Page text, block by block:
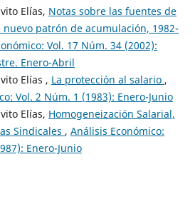
Elías, Notas sobre las fuentes de
patrón de acumulación, 1982-
Vol. 17 Núm. 34 (2002):
Enero-Abril
Elías , La protección al salario ,
Vol. 2 Núm. 1 (1983): Enero-Junio
Elías, Homogeneización Salarial,
Sindicales , Análisis Económico:
Enero-Junio